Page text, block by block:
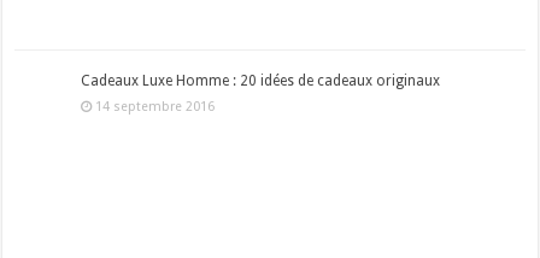
Cadeaux Luxe Homme : 20 idées de cadeaux originaux
14 septembre 2016